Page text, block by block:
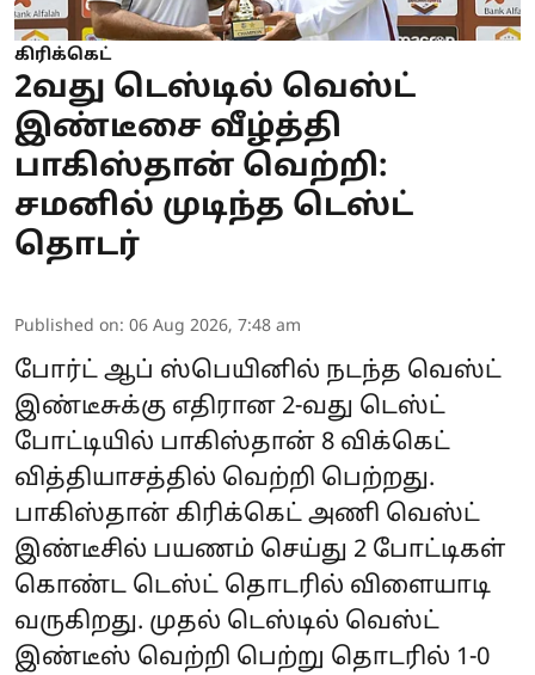
கிரிக்கெட்
2வது டெஸ்டில் வெஸ்ட்
இண்டீசை வீழ்த்தி
பாகிஸ்தான் வெற்றி:
சமனில் முடிந்த டெஸ்ட்
தொடர்
Published on: 06 Aug 2026, 7:48 am
போர்ட் ஆப் ஸ்பெயினில் நடந்த வெஸ்ட்
இண்டீசுக்கு எதிரான 2-வது டெஸ்ட்
போட்டியில் பாகிஸ்தான் 8 விக்கெட்
வித்தியாசத்தில் வெற்றி பெற்றது.
பாகிஸ்தான் கிரிக்கெட் அணி வெஸ்ட்
இண்டீசில் பயணம் செய்து 2 போட்டிகள்
கொண்ட டெஸ்ட் தொடரில் விளையாடி
வருகிறது. முதல் டெஸ்டில் வெஸ்ட்
இண்டீஸ் வெற்றி பெற்று தொடரில் 1-0